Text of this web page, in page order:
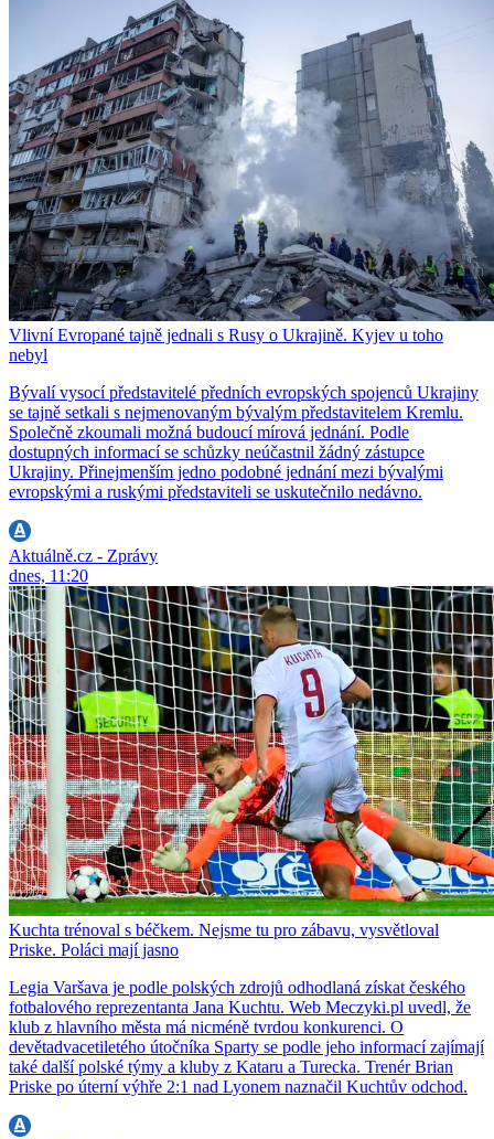
Vlivní Evropané tajně jednali s Rusy o Ukrajině. Kyjev u toho
nebyl
Bývalí vysocí představitelé předních evropských spojenců Ukrajiny
se tajně setkali s nejmenovaným bývalým představitelem Kremlu.
Společně zkoumali možná budoucí mírová jednání. Podle
dostupných informací se schůzky neúčastnil žádný zástupce
Ukrajiny. Přinejmenším jedno podobné jednání mezi bývalými
evropskými a ruskými představiteli se uskutečnilo nedávno.
Aktuálně.cz - Zprávy
dnes, 11:20
Kuchta trénoval s béčkem. Nejsme tu pro zábavu, vysvětloval
Priske. Poláci mají jasno
Legia Varšava je podle polských zdrojů odhodlaná získat českého
fotbalového reprezentanta Jana Kuchtu. Web Meczyki.pl uvedl, že
klub z hlavního města má nicméně tvrdou konkurenci. O
devětadvacetiletého útočníka Sparty se podle jeho informací zajímají
také další polské týmy a kluby z Kataru a Turecka. Trenér Brian
Priske po úterní výhře 2:1 nad Lyonem naznačil Kuchtův odchod.